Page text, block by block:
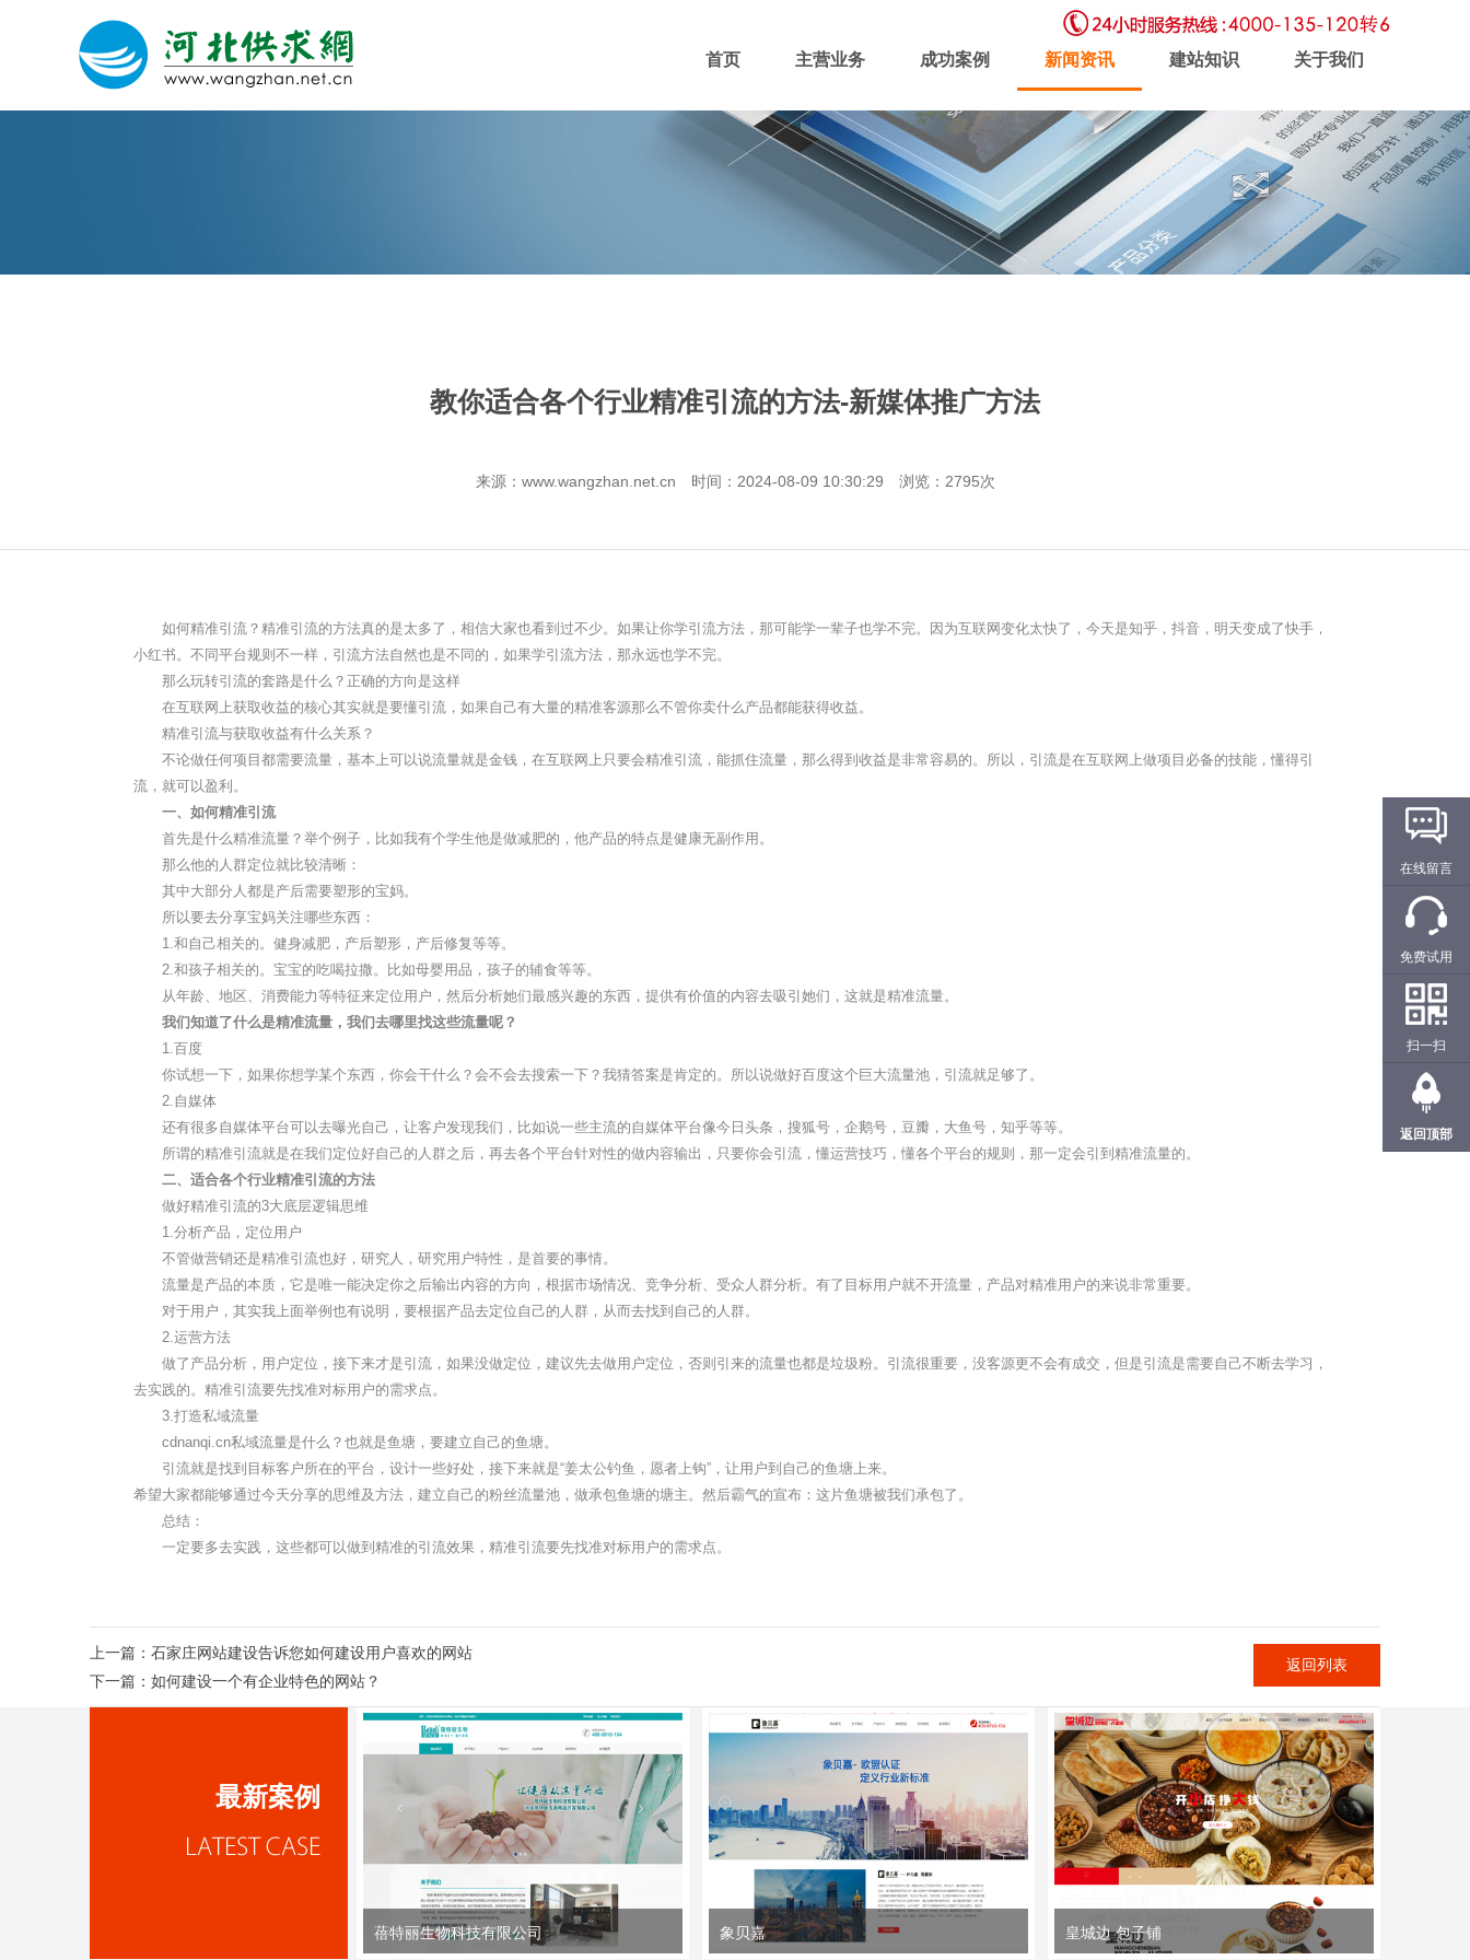
首页 主营业务 成功案例 新闻资讯 建站知识 关于我们
域名注册 虚拟主机 企业邮局 软件开发
教你适合各个行业精准引流的方法-新媒体推广方法
来源：www.wangzhan.net.cn 时间：2024-08-09 10:30:29 浏览：2795次
如何精准引流？精准引流的方法真的是太多了，相信大家也看到过不少。如果让你学引流方法，那可能学一辈子也学不完。因为互联网变化太快了，今天是知乎，抖音，明天变成了快手，
小红书。不同平台规则不一样，引流方法自然也是不同的，如果学引流方法，那永远也学不完。
那么玩转引流的套路是什么？正确的方向是这样
在互联网上获取收益的核心其实就是要懂引流，如果自己有大量的精准客源那么不管你卖什么产品都能获得收益。
精准引流与获取收益有什么关系？
不论做任何项目都需要流量，基本上可以说流量就是金钱，在互联网上只要会精准引流，能抓住流量，那么得到收益是非常容易的。所以，引流是在互联网上做项目必备的技能，懂得引
流，就可以盈利。
一、如何精准引流
首先是什么精准流量？举个例子，比如我有个学生他是做减肥的，他产品的特点是健康无副作用。
那么他的人群定位就比较清晰：
其中大部分人都是产后需要塑形的宝妈。
所以要去分享宝妈关注哪些东西：
1.和自己相关的。健身减肥，产后塑形，产后修复等等。
2.和孩子相关的。宝宝的吃喝拉撒。比如母婴用品，孩子的辅食等等。
从年龄、地区、消费能力等特征来定位用户，然后分析她们最感兴趣的东西，提供有价值的内容去吸引她们，这就是精准流量。
我们知道了什么是精准流量，我们去哪里找这些流量呢？
1.百度
你试想一下，如果你想学某个东西，你会干什么？会不会去搜索一下？我猜答案是肯定的。所以说做好百度这个巨大流量池，引流就足够了。
2.自媒体
还有很多自媒体平台可以去曝光自己，让客户发现我们，比如说一些主流的自媒体平台像今日头条，搜狐号，企鹅号，豆瓣，大鱼号，知乎等等。
所谓的精准引流就是在我们定位好自己的人群之后，再去各个平台针对性的做内容输出，只要你会引流，懂运营技巧，懂各个平台的规则，那一定会引到精准流量的。
二、适合各个行业精准引流的方法
做好精准引流的3大底层逻辑思维
1.分析产品，定位用户
不管做营销还是精准引流也好，研究人，研究用户特性，是首要的事情。
流量是产品的本质，它是唯一能决定你之后输出内容的方向，根据市场情况、竞争分析、受众人群分析。有了目标用户就不开流量，产品对精准用户的来说非常重要。
对于用户，其实我上面举例也有说明，要根据产品去定位自己的人群，从而去找到自己的人群。
2.运营方法
做了产品分析，用户定位，接下来才是引流，如果没做定位，建议先去做用户定位，否则引来的流量也都是垃圾粉。引流很重要，没客源更不会有成交，但是引流是需要自己不断去学习，
去实践的。精准引流要先找准对标用户的需求点。
3.打造私域流量
cdnanqi.cn私域流量是什么？也就是鱼塘，要建立自己的鱼塘。
引流就是找到目标客户所在的平台，设计一些好处，接下来就是“姜太公钓鱼，愿者上钩”，让用户到自己的鱼塘上来。
希望大家都能够通过今天分享的思维及方法，建立自己的粉丝流量池，做承包鱼塘的塘主。然后霸气的宣布：这片鱼塘被我们承包了。
总结：
一定要多去实践，这些都可以做到精准的引流效果，精准引流要先找准对标用户的需求点。
上一篇： 石家庄网站建设告诉您如何建设用户喜欢的网站
下一篇： 如何建设一个有企业特色的网站？
返回列表
最新案例
蓓特丽生物科技有限公司 象贝嘉 皇城边 包子铺
在线留言
免费试用
扫一扫
返回顶部